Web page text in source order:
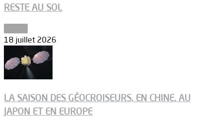
RESTE AU SOL
18 juillet 2026
LA SAISON DES GÉOCROISEURS, EN CHINE, AU
JAPON ET EN EUROPE